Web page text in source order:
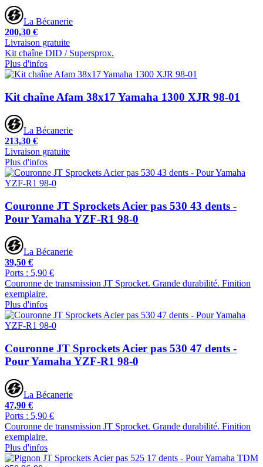
La Bécanerie
200,30 €
Livraison gratuite
Kit chaîne DID / Supersprox.
Plus d'infos
Kit chaîne Afam 38x17 Yamaha 1300 XJR 98-01
La Bécanerie
213,30 €
Livraison gratuite
Plus d'infos
Couronne JT Sprockets Acier pas 530 43 dents -
Pour Yamaha YZF-R1 98-0
La Bécanerie
39,50 €
Ports : 5,90 €
Couronne de transmission JT Sprocket. Grande durabilité. Finition
exemplaire.
Plus d'infos
Couronne JT Sprockets Acier pas 530 47 dents -
Pour Yamaha YZF-R1 98-0
La Bécanerie
47,90 €
Ports : 5,90 €
Couronne de transmission JT Sprocket. Grande durabilité. Finition
exemplaire.
Plus d'infos